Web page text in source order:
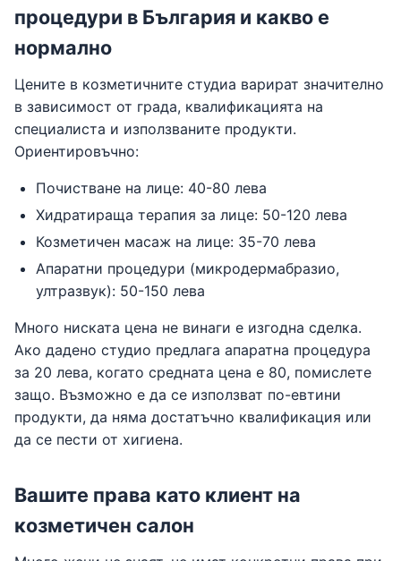
процедури в България и какво е
нормално
Цените в козметичните студиа варират значително
в зависимост от града, квалификацията на
специалиста и използваните продукти.
Ориентировъчно:
Почистване на лице: 40-80 лева
Хидратираща терапия за лице: 50-120 лева
Козметичен масаж на лице: 35-70 лева
Апаратни процедури (микродермабразио,
ултразвук): 50-150 лева
Много ниската цена не винаги е изгодна сделка.
Ако дадено студио предлага апаратна процедура
за 20 лева, когато средната цена е 80, помислете
защо. Възможно е да се използват по-евтини
продукти, да няма достатъчно квалификация или
да се пести от хигиена.
Вашите права като клиент на
козметичен салон